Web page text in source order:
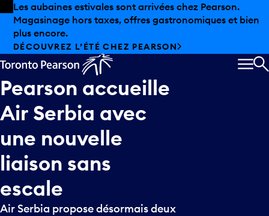
Skip to offers
Passer au contenu principal
Les aubaines estivales sont arrivées chez Pearson.
Magasinage hors taxes, offres gastronomiques et bien
plus encore.
DÉCOUVREZ L’ÉTÉ CHEZ PEARSON
Pearson accueille
Air Serbia avec
une nouvelle
liaison sans
escale
Air Serbia propose désormais deux